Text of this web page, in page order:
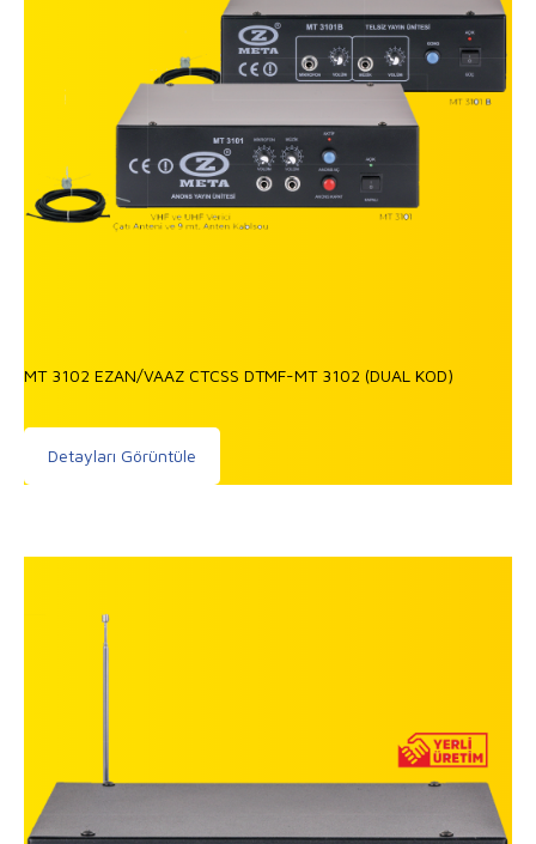
MT 3102 EZAN/VAAZ CTCSS DTMF-MT 3102 (DUAL KOD)
Detayları Görüntüle